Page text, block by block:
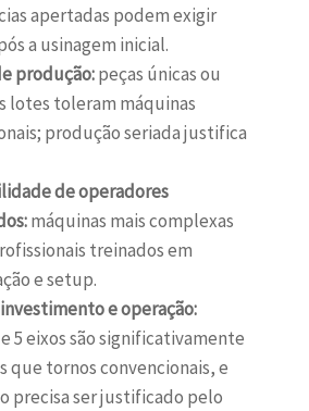
apertadas podem exigir
a usinagem inicial.
produção:peças únicas ou
lotes toleram máquinas
produção seriada justifica
de operadores
máquinas mais complexas
treinados em
e setup.
e operação:
5 eixos são significativamente
que tornos convencionais, e
precisa ser justificado pelo